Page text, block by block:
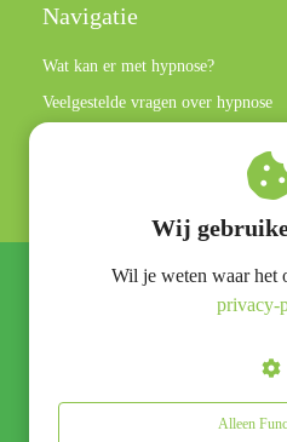
Navigatie
Wat kan er met hypnose?
Veelgestelde vragen over hypnose
© Hypnose praktijk
Wij
Wil je weten waar het
privacy-
Alleen